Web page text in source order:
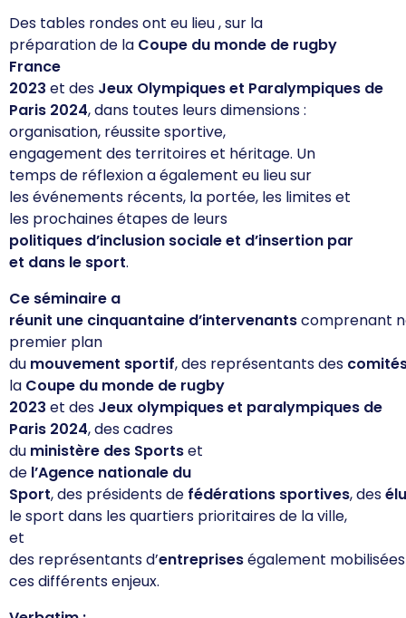
Des tables rondes ont eu lieu, sur la
préparationde la Coupe du monde de rugby
France
2023 et des Jeux Olympiqueset Paralympiques de
Paris 2024,dans toutes leursdimensions :
organisation, réussitesportive,
engagement des territoireset héritage. Un
temps de réflexion a également eu lieu sur
lesévénements récents, la portée, les limites et
les prochainesétapesde leurs
politiques d’inclusion socialeet d’insertion par
et dans le sport.
Ce séminaire a
réunit une cinquantaine d’intervenantscomprenant
premier plan
du mouvement sportif,des représentantsdes
la Coupe du monde de rugby
2023 et des Jeux olympiqueset paralympiques de
Paris 2024,descadres
du ministère des Sportset
de l’Agence nationale du
Sport,des présidentsde fédérations sportives,des
le sport dans lesquartiers prioritairesde laville,
et
des représentantsd’entrepriseségalement mobilisées
cesdifférentsenjeux.